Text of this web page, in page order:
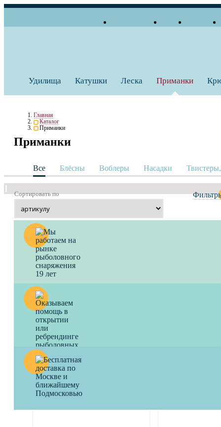
Удилища Катушки Леска Приманки
Главная
Каталог
Приманки
Приманки
Все Блёсны Воблеры Насадки
Сортировать по
Мягкая приманка VIKING
Личинка 5,0 см оранжевый
краб 8 шт.
Для любителей микроджига.
100a